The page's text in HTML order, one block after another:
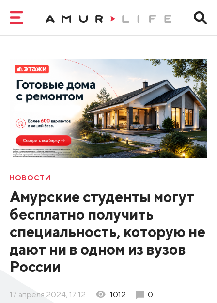
НОВОСТИ
Амурские студенты могут
бесплатно получить
специальность, которую не
дают ни в одном из вузов
России
17 апреля 2024, 17:12 1012 0